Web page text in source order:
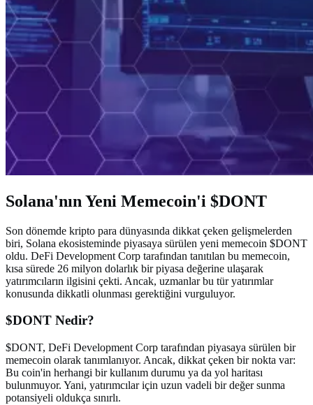
Solana'nın Yeni Memecoin'i $DONT
Son dönemde kripto para dünyasında dikkat çeken gelişmelerden
biri, Solana ekosisteminde piyasaya sürülen yeni memecoin $DONT
oldu. DeFi Development Corp tarafından tanıtılan bu memecoin,
kısa sürede 26 milyon dolarlık bir piyasa değerine ulaşarak
yatırımcıların ilgisini çekti. Ancak, uzmanlar bu tür yatırımlar
konusunda dikkatli olunması gerektiğini vurguluyor.
$DONT Nedir?
$DONT, DeFi Development Corp tarafından piyasaya sürülen bir
memecoin olarak tanımlanıyor. Ancak, dikkat çeken bir nokta var:
Bu coin'in herhangi bir kullanım durumu ya da yol haritası
bulunmuyor. Yani, yatırımcılar için uzun vadeli bir değer sunma
potansiyeli oldukça sınırlı.